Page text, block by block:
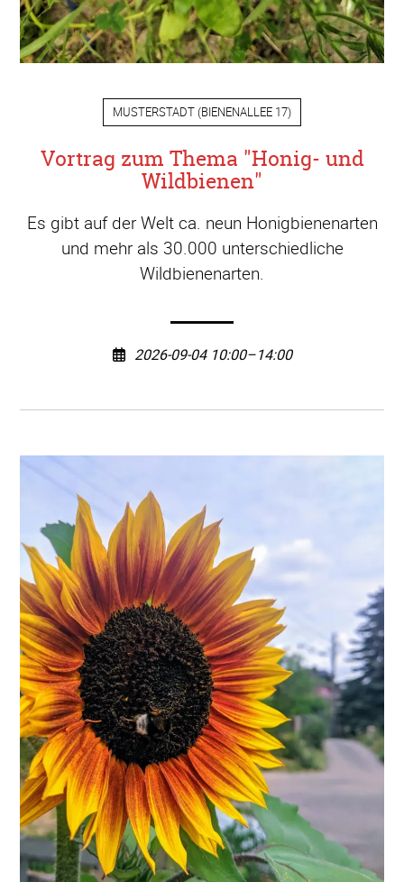
MUSTERSTADT (BIENENALLEE 17)
Vortrag zum Thema "Honig- und
Wildbienen"
Es gibt auf der Welt ca. neun Honigbienenarten
und mehr als 30.000 unterschiedliche
Wildbienenarten.
2026-09-04 10:00–14:00